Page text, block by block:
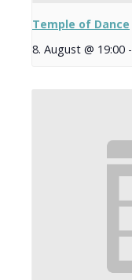
Temple of Dance
8. August @ 19:00 -